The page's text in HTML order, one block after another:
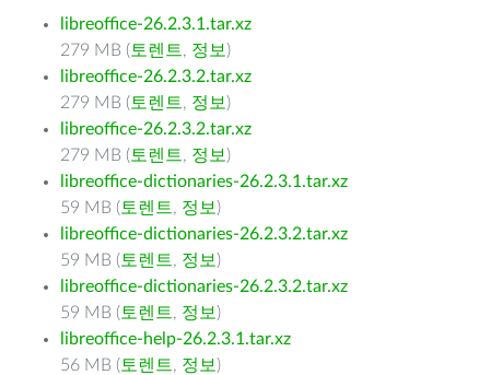
libreoffice-26.2.3.1.tar.xz
279 MB ( 토렌트, 정보 )
libreoffice-26.2.3.2.tar.xz
279 MB ( 토렌트, 정보 )
libreoffice-26.2.3.2.tar.xz
279 MB ( 토렌트, 정보 )
libreoffice-dictionaries-26.2.3.1.tar.xz
59 MB ( 토렌트, 정보 )
libreoffice-dictionaries-26.2.3.2.tar.xz
59 MB ( 토렌트, 정보 )
libreoffice-dictionaries-26.2.3.2.tar.xz
59 MB ( 토렌트, 정보 )
libreoffice-help-26.2.3.1.tar.xz
56 MB ( 토렌트, 정보 )